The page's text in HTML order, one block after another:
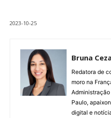
2023-10-25
Bruna
Redatora de
moro na
Paulo,
digital e